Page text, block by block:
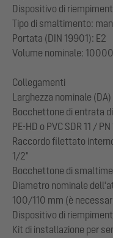
Dispositivo di
Tipo di smaltimento:
Portata (DIN 19901): E2
Volume nominale:
Collegamenti
Larghezza nominale
Bocchettone di entrata
PE-HD o PVC SDR 11 / PN
Raccordo filettato
1/2"
Bocchettone di
Diametro nominale
100/110 mm (è
Dispositivo di
Kit di installazione per